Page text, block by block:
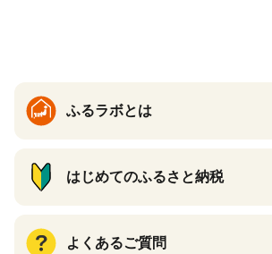
ふるラボとは
はじめてのふるさと納税
よくあるご質問